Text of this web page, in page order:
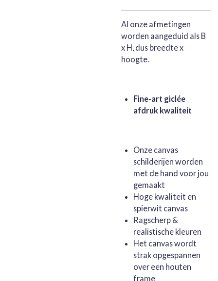
Al onze afmetingen
worden aangeduid als B
x H, dus breedte x
hoogte.
Fine-art giclée
afdruk kwaliteit
Onze canvas
schilderijen worden
met de hand voor jou
gemaakt
Hoge kwaliteit en
spierwit canvas
Ragscherp &
realistische kleuren
Het canvas wordt
strak opgespannen
over een houten
frame